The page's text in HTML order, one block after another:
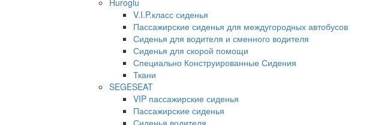
Huroglu
V.I.P.класс сиденья
Пассажирские сиденья для междугородных автобусов
Сиденья для водителя и сменного водителя
Сиденья для скорой помощи
Специально Конструированные Сидения
Ткани
SEGESEAT
VIP пассажирские сиденья
Пассажирские сиденья
Сиденья водителя